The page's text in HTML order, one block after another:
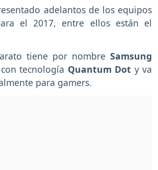
adelantos de los equipos
el 2017, entre ellos están el
tiene por nombre Samsung
tecnología Quantum Dot y va
para gamers.